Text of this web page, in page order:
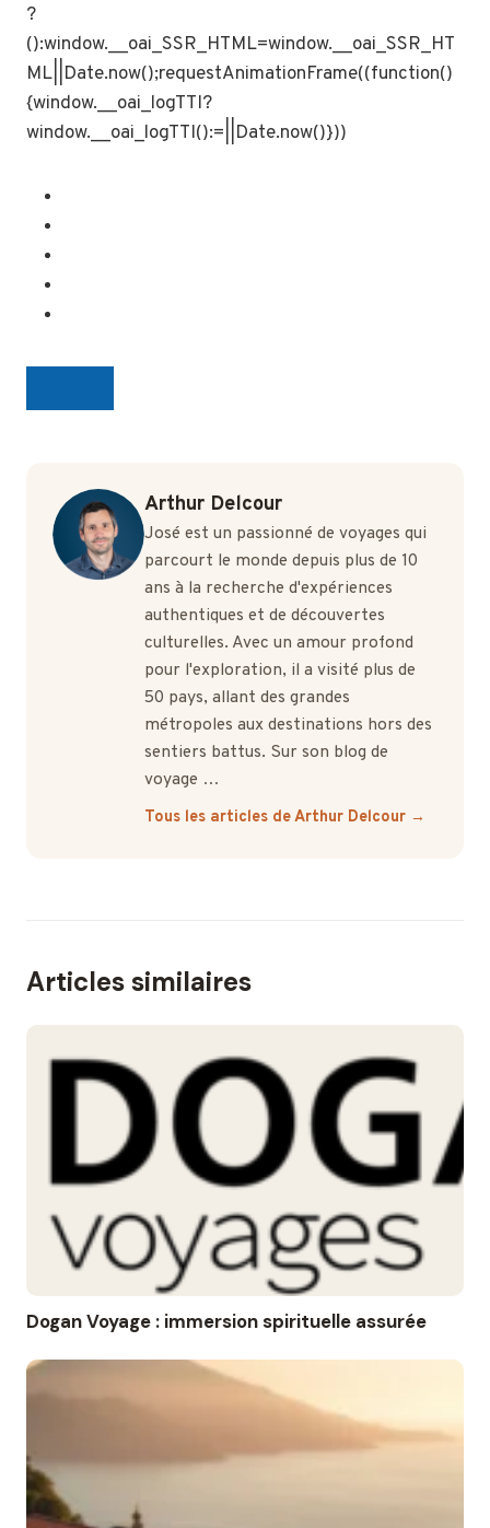
?
():window.__oai_SSR_HTML=window.__oai_SSR_HT
ML||Date.now();requestAnimationFrame((function()
{window.__oai_logTTI?
window.__oai_logTTI():=||Date.now()}))
Arthur Delcour
José est un passionné de voyages qui
parcourt le monde depuis plus de 10
ans à la recherche d'expériences
authentiques et de découvertes
culturelles. Avec un amour profond
pour l'exploration, il a visité plus de
50 pays, allant des grandes
métropoles aux destinations hors des
sentiers battus. Sur son blog de
voyage …
Tous les articles de Arthur Delcour →
Articles similaires
Dogan Voyage : immersion spirituelle assurée